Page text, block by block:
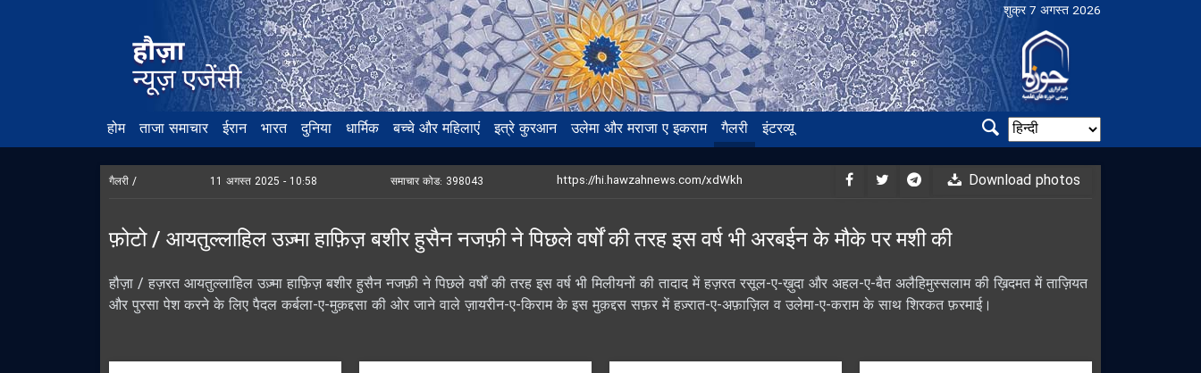
शुक्र 7 अगस्त 2026
होम ताजा समाचार ईरान भारत दुनिया धार्मिक बच्चे और महिलाएं इत्रे कुरआन उलेमा और मराजा ए इकराम गैलरी इंटरव्यू
गैलरी / 11 अगस्त 2025 - 10:58 समाचार कोड: 398043 Download photos
फ़ोटो / आयतुल्लाहिल उज़्मा हाफ़िज़ बशीर हुसैन नजफ़ी ने पिछले वर्षों की तरह इस वर्ष भी अरबईन के मौके पर मशी की
हौज़ा / हज़रत आयतुल्लाहिल उज़्मा हाफ़िज़ बशीर हुसैन नजफ़ी ने पिछले वर्षों की तरह इस वर्ष भी मिलीयनों की तादाद में हज़रत रसूल-ए-ख़ुदा और अहल-ए-बैत अलैहिमुस्सलाम की ख़िदमत में ताज़ियत
और पुरसा पेश करने के लिए पैदल कर्बला-ए-मुक़द्दसा की ओर जाने वाले ज़ायरीन-ए-किराम के इस मुक़द्दस सफ़र में हज़्रात-ए-अफ़ाज़िल व उलेमा-ए-कराम के साथ शिरकत फ़रमाई।